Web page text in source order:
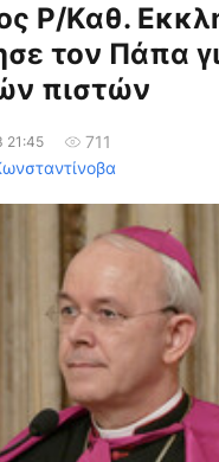
Ρ/Καθ.
τον Πάπα
πιστών
21:45
711